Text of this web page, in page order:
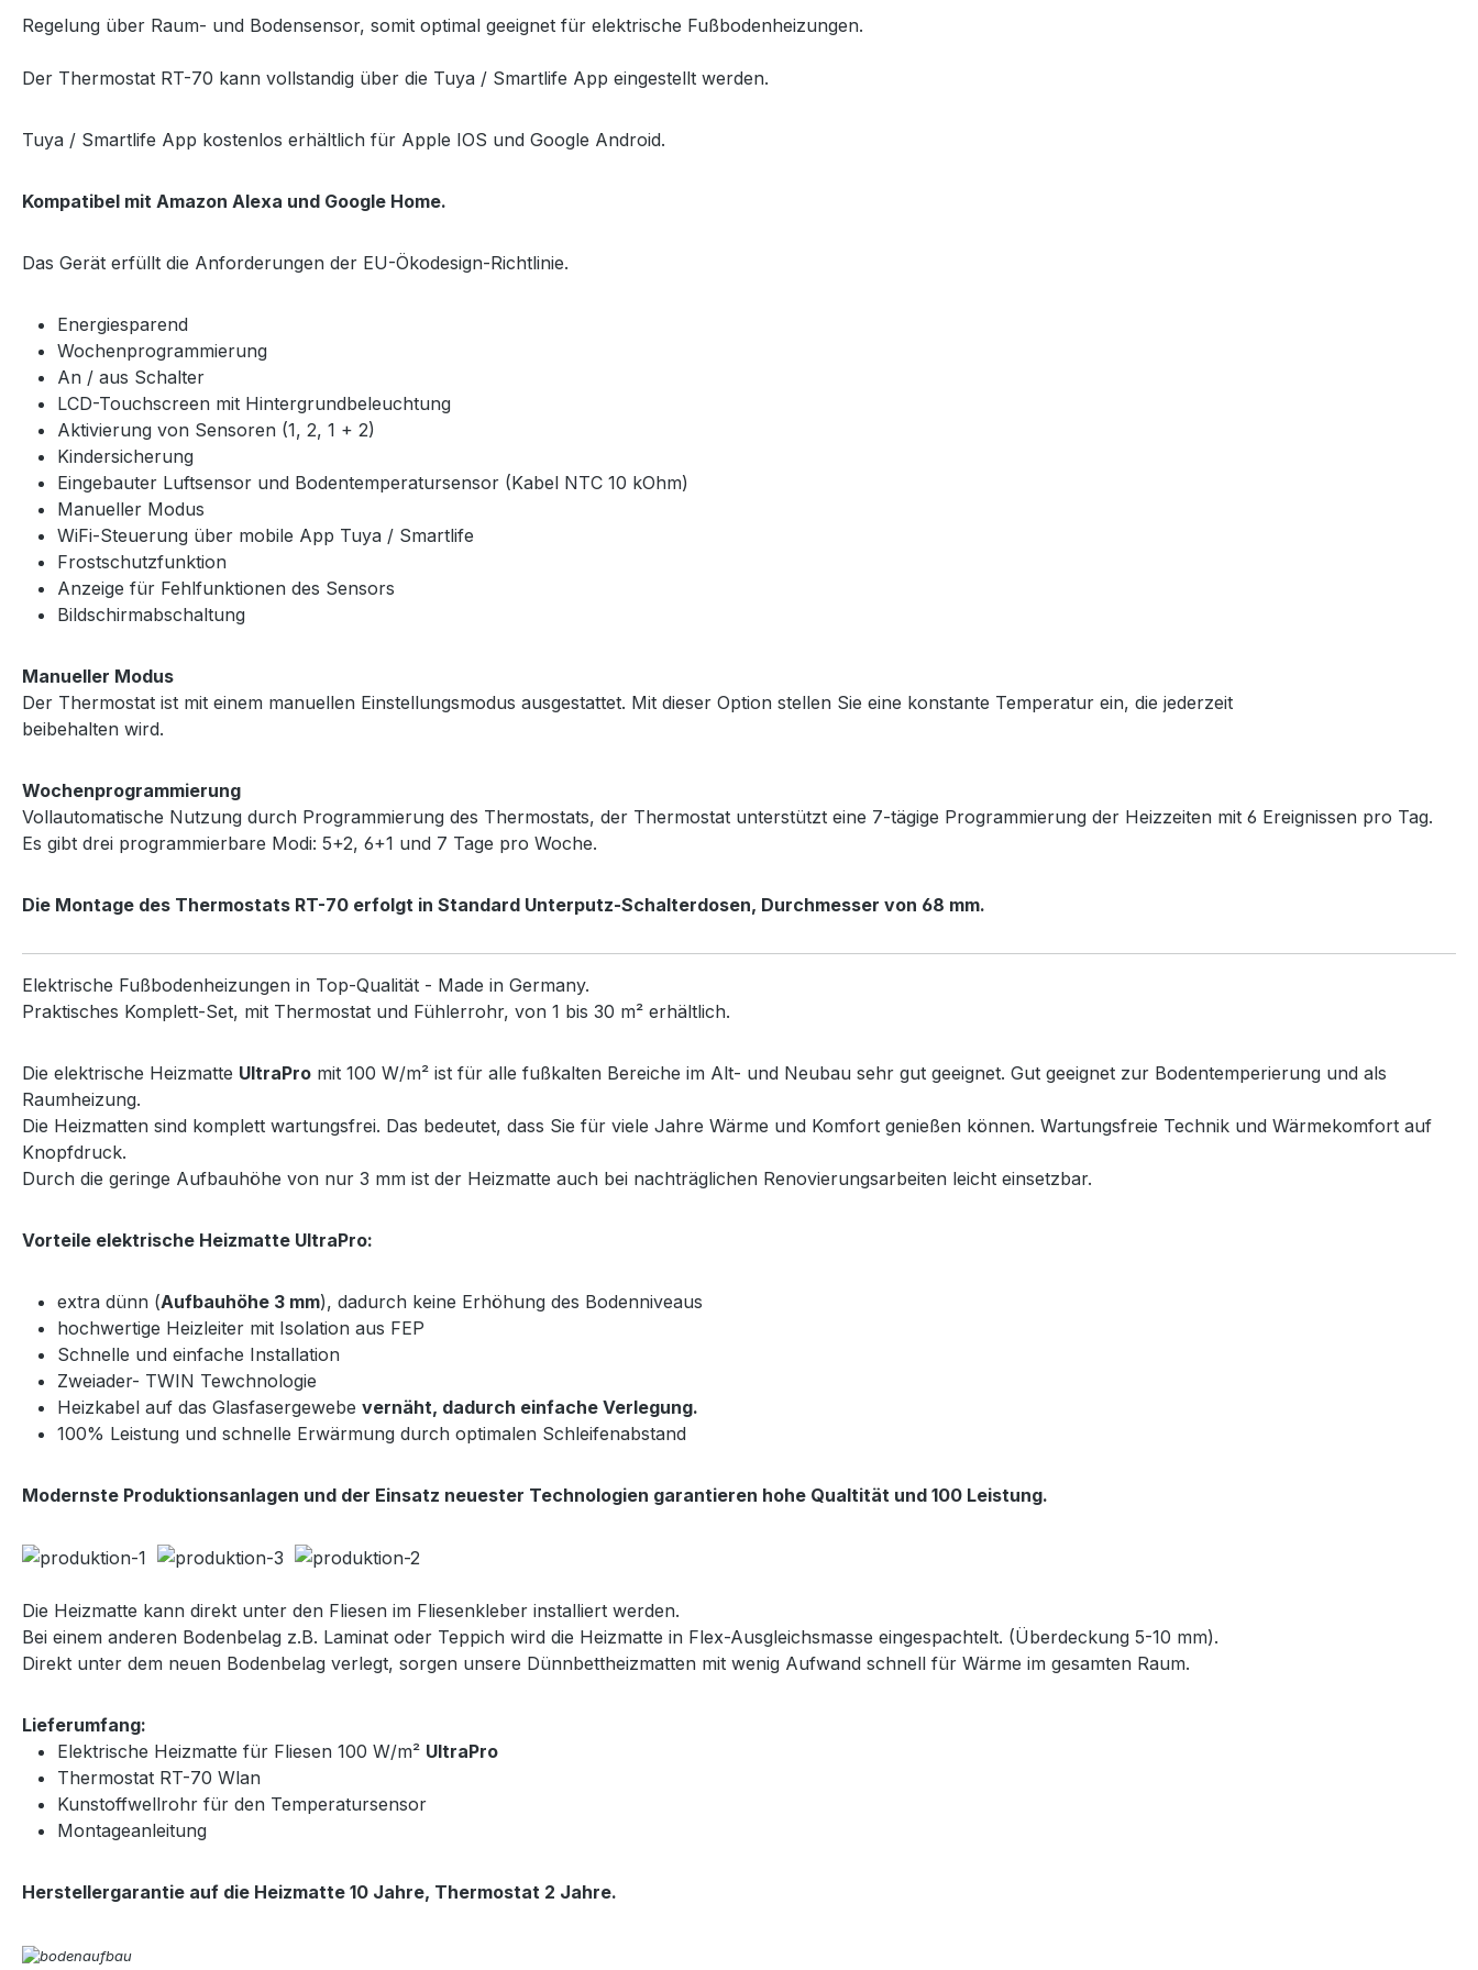
Regelung über Raum- und Bodensensor, somit optimal geeignet für elektrische Fußbodenheizungen.
Der Thermostat RT-70 kann vollstandig über die Tuya / Smartlife App eingestellt werden.
Tuya / Smartlife App kostenlos erhältlich für Apple IOS und Google Android.
Kompatibel mit Amazon Alexa und Google Home.
Das Gerät erfüllt die Anforderungen der EU-Ökodesign-Richtlinie.
Energiesparend
Wochenprogrammierung
An / aus Schalter
LCD-Touchscreen mit Hintergrundbeleuchtung
Aktivierung von Sensoren (1, 2, 1 + 2)
Kindersicherung
Eingebauter Luftsensor und Bodentemperatursensor (Kabel NTC 10 kOhm)
Manueller Modus
WiFi-Steuerung über mobile App Tuya / Smartlife
Frostschutzfunktion
Anzeige für Fehlfunktionen des Sensors
Bildschirmabschaltung
Manueller Modus
Der Thermostat ist mit einem manuellen Einstellungsmodus ausgestattet. Mit dieser Option stellen Sie eine konstante Temperatur ein, die jederzeit
beibehalten wird.
Wochenprogrammierung
Vollautomatische Nutzung durch Programmierung des Thermostats, der Thermostat unterstützt eine 7-tägige Programmierung der Heizzeiten mit 6 Ereignissen pro Tag.
Es gibt drei programmierbare Modi: 5+2, 6+1 und 7 Tage pro Woche.
Die Montage des Thermostats RT-70 erfolgt in Standard Unterputz-Schalterdosen, Durchmesser von 68 mm.
Elektrische Fußbodenheizungen in Top-Qualität - Made in Germany.
Praktisches Komplett-Set, mit Thermostat und Fühlerrohr, von 1 bis 30 m² erhältlich.
Die elektrische Heizmatte UltraPro mit 100 W/m² ist für alle fußkalten Bereiche im Alt- und Neubau sehr gut geeignet. Gut geeignet zur Bodentemperierung und als
Raumheizung.
Die Heizmatten sind komplett wartungsfrei. Das bedeutet, dass Sie für viele Jahre Wärme und Komfort genießen können. Wartungsfreie Technik und Wärmekomfort auf
Knopfdruck.
Durch die geringe Aufbauhöhe von nur 3 mm ist der Heizmatte auch bei nachträglichen Renovierungsarbeiten leicht einsetzbar.
Vorteile elektrische Heizmatte UltraPro:
extra dünn (Aufbauhöhe 3 mm), dadurch keine Erhöhung des Bodenniveaus
hochwertige Heizleiter mit Isolation aus FEP
Schnelle und einfache Installation
Zweiader- TWIN Tewchnologie
Heizkabel auf das Glasfasergewebe vernäht, dadurch einfache Verlegung.
100% Leistung und schnelle Erwärmung durch optimalen Schleifenabstand
Modernste Produktionsanlagen und der Einsatz neuester Technologien garantieren hohe Qualtität und 100 Leistung.
Die Heizmatte kann direkt unter den Fliesen im Fliesenkleber installiert werden.
Bei einem anderen Bodenbelag z.B. Laminat oder Teppich wird die Heizmatte in Flex-Ausgleichsmasse eingespachtelt. (Überdeckung 5-10 mm).
Direkt unter dem neuen Bodenbelag verlegt, sorgen unsere Dünnbettheizmatten mit wenig Aufwand schnell für Wärme im gesamten Raum.
Lieferumfang:
Elektrische Heizmatte für Fliesen 100 W/m² UltraPro
Thermostat RT-70 Wlan
Kunstoffwellrohr für den Temperatursensor
Montageanleitung
Herstellergarantie auf die Heizmatte 10 Jahre, Thermostat 2 Jahre.